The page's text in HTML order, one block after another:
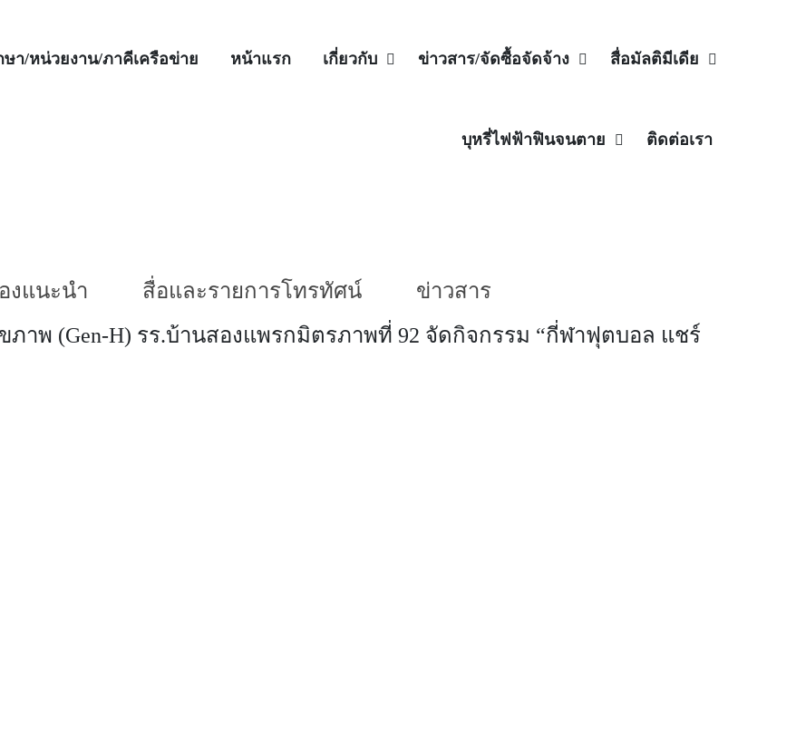
า/หน่วยงาน/ภาคีเครือข่าย หน้าแรก เกี่ยวกับ ข่าวสาร/จัดซื้อจัดจ้าง สื่อมัลติมีเดีย
บุหรี่ไฟฟ้าฟินจนตาย ติดต่อเรา
องแนะนำ สื่อและรายการโทรทัศน์
ข่าวสาร
าพ (Gen-H) รร.บ้านสองแพรกมิตรภาพที่ 92 จัดกิจกรรม “กี่ฬาฟุตบอล แชร์